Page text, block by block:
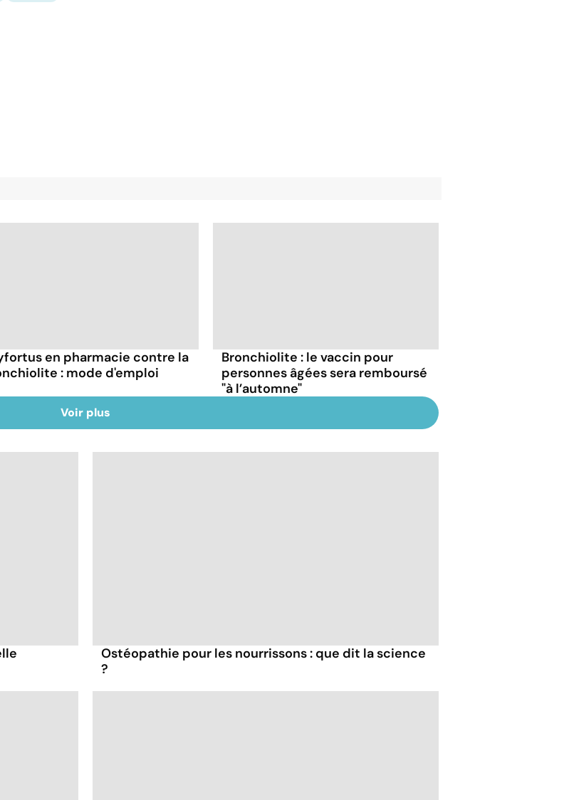
en pharmacie contre la
: mode d'emploi
Bronchiolite : le vaccin pour
personnes âgées sera remboursé
"à l’automne"
Voir plus
Ostéopathie pour les nourrissons : que dit la science
?